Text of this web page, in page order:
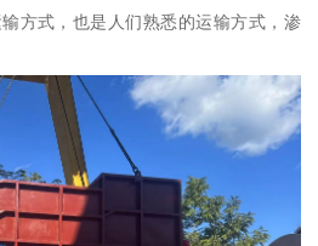
方式，也是人们熟悉的运输方式，渗